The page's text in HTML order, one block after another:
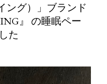
ング）」ブランド
』 の睡眠ペー
た